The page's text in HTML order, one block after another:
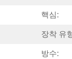
핵심:
장착 유
방수: